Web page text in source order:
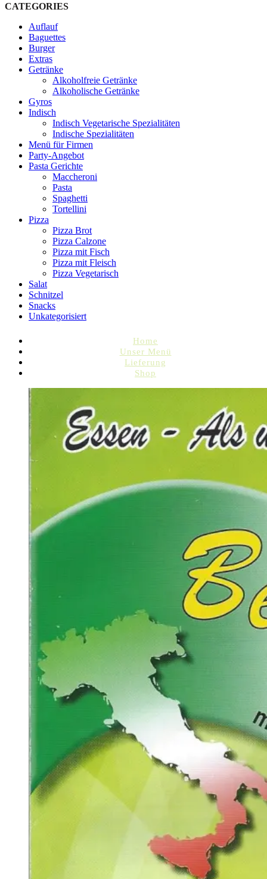
werden
CATEGORIES
Auflauf
Baguettes
Burger
Extras
Getränke
Alkoholfreie Getränke
Alkoholische Getränke
Gyros
Indisch
Indisch Vegetarische Spezialitäten
Indische Spezialitäten
Menü für Firmen
Party-Angebot
Pasta Gerichte
Maccheroni
Pasta
Spaghetti
Tortellini
Pizza
Pizza Brot
Pizza Calzone
Pizza mit Fisch
Pizza mit Fleisch
Pizza Vegetarisch
Salat
Schnitzel
Snacks
Unkategorisiert
Home
Unser Menü
Lieferung
Shop